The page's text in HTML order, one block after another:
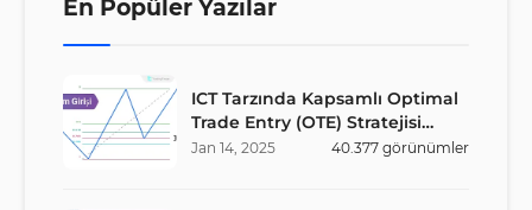
En Popüler Yazılar
ICT Tarzında Kapsamlı Optimal
Trade Entry (OTE) Stratejisi
Rehberi
Jan 14, 2025 40.377 görünümler